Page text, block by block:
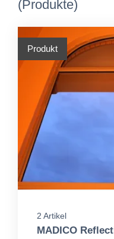
(Produkte)
Produkt
2 Artikel
MADICO